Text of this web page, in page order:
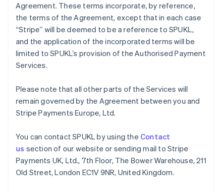
Agreement. These terms incorporate, by reference,
the terms of the Agreement, except that in each case
“Stripe” will be deemed to be a reference to SPUKL,
and the application of the incorporated terms will be
limited to SPUKL’s provision of the Authorised Payment
Services.
Please note that all other parts of the Services will
remain governed by the Agreement between you and
Stripe Payments Europe, Ltd.
You can contact SPUKL by using the Contact
us section of our website or sending mail to Stripe
Payments UK, Ltd., 7th Floor, The Bower Warehouse, 211
Old Street, London EC1V 9NR, United Kingdom.
Eslovenia
English Italiano
España
EspañolEnglish
Estados Unidos
Estonia
Finlandia
EnglishSvenska
Francia
English
Grecia
English
Hungría